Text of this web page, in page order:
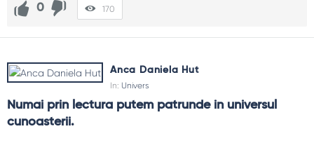
0 170
Anca Daniela Hut
In: Univers
Numai prin lectura putem patrunde in universul
cunoasterii.